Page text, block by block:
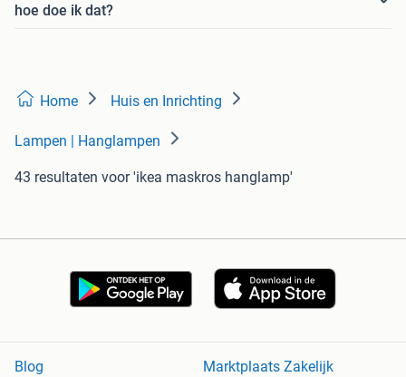
hoe doe ik dat?
Home Huis en Inrichting
Lampen | Hanglampen
43 resultaten voor 'ikea maskros hanglamp'
Blog
Marktplaats Zakelijk